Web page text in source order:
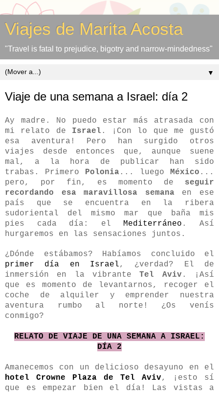
Viajes de Marita Acosta
"Travel is fatal to prejudice, bigotry and narrow-mindedness"
▼
Viaje de una semana a Israel: día 2
Ay madre. No puedo estar más atrasada con
mi relato de Israel . ¡Con lo que me gustó
esa aventura! Pero han surgido otros
viajes desde entonces que, aunque suene
mal, a la hora de publicar han sido
trabas. Primero Polonia ... luego México ...
pero, por fin, es momento de seguir
recordando esa maravillosa semanaen ese
país que se encuentra en la ribera
sudoriental del mismo mar que baña mis
pies cada día: el Mediterráneo . Así
hurgaremos en las sensaciones juntos.
¿Dónde estábamos? Habíamos concluido el
primer día en Israel, ¿verdad? El de
inmersión en la vibranteTel Aviv . ¡Así
que es momento de levantarnos, recoger el
coche de alquiler y emprender nuestra
aventura rumbo al norte! ¿Os venís
conmigo?
RELATO DE VIAJE DE UNA SEMANA A ISRAEL:
DÍA 2
Amanecemos con un delicioso desayuno en el
hotel Crowne Plaza de Tel Aviv, ¡esto sí
que es empezar bien el día! Las vistas a